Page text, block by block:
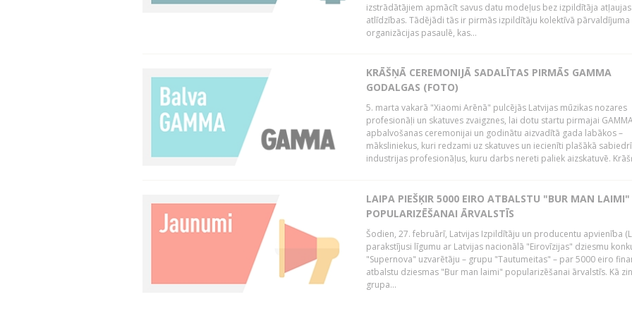
izstrādātājiem apmācīt savus datu modeļus bez izpildītāja
atlīdzības. Tādējādi tās ir pirmās izpildītāju kolektīvā pārvaldījuma
organizācijas pasaulē, kas...
KRĀŠŅĀ CEREMONIJĀ SADALĪTAS PIRMĀS GAMMA
GODALGAS (FOTO)
5. marta vakarā "Xiaomi Arēnā" pulcējās Latvijas mūzikas nozares
profesionāļi un skatuves zvaigznes, lai dotu startu pirmajai
apbalvošanas ceremonijai un godinātu aizvadītā gada labākos –
māksliniekus, kuri redzami uz skatuves un iecienīti plašākā
industrijas profesionāļus, kuru darbs nereti paliek aizskatuvē.
LAIPA PIEŠĶIR 5000 EIRO ATBALSTU "BUR MAN LAIMI"
POPULARIZĒŠANAI ĀRVALSTĪS
Šodien, 27. februārī, Latvijas Izpildītāju un producentu apvienība
parakstījusi līgumu ar Latvijas nacionālā "Eirovīzijas" dziesmu
"Supernova" uzvarētāju – grupu "Tautumeitas" – par 5000 eiro
atbalstu dziesmas "Bur man laimi" popularizēšanai ārvalstīs. Kā
grupa...